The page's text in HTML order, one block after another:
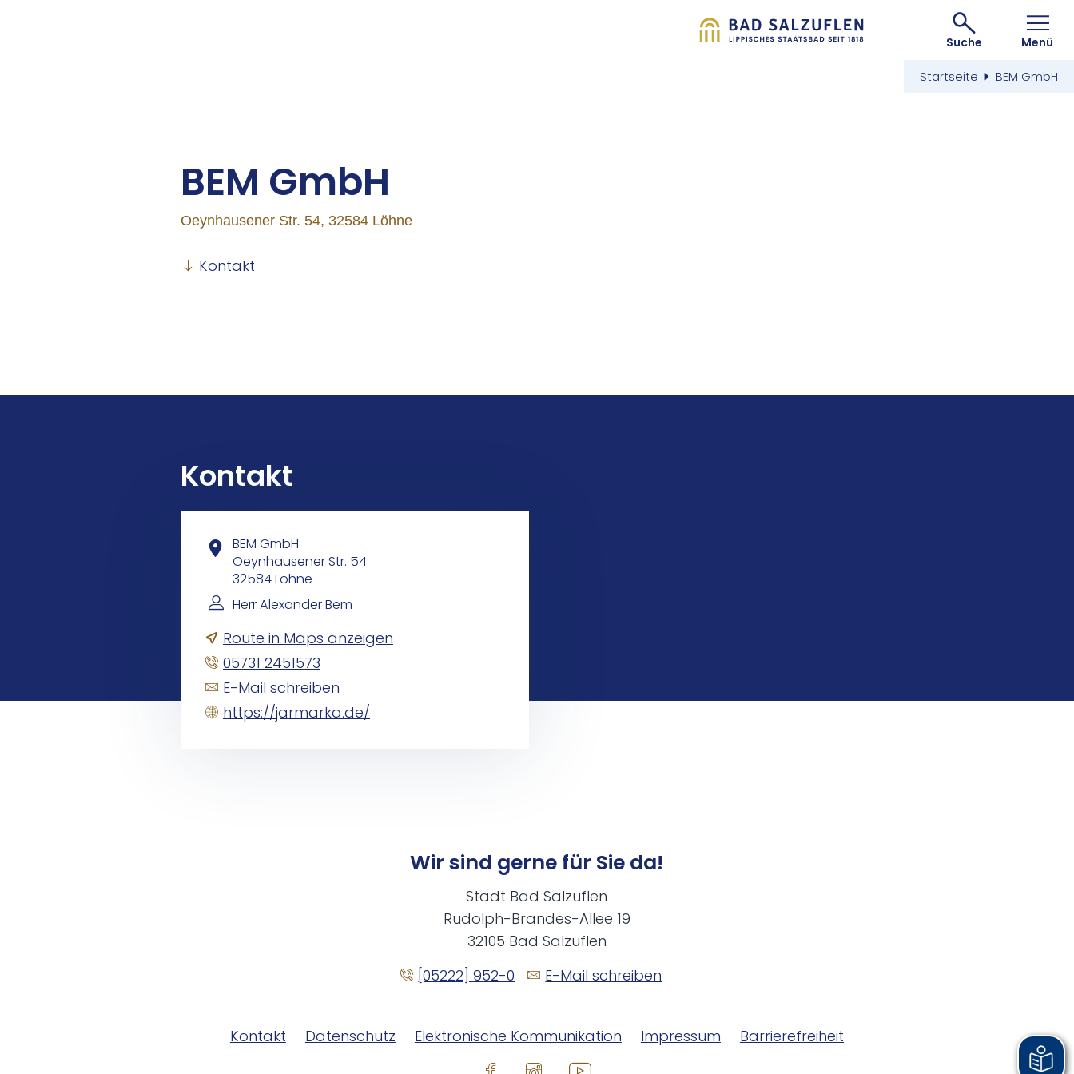
Suche Menü
Startseite BEM GmbH
BEM GmbH
Oeynhausener Str. 54, 32584 Löhne
Kontakt
Kontakt
BEM GmbH
Oeynhausener Str. 54
32584 Löhne
Herr Alexander Bem
Route in Maps anzeigen
05731 2451573
E-Mail schreiben
https://jarmarka.de/
Wir sind gerne für Sie da!
Stadt Bad Salzuflen
Rudolph-Brandes-Allee 19
32105 Bad Salzuflen
[05222] 952-0
E-Mail schreiben
Kontakt Datenschutz Elektronische Kommunikation Impressum Barrierefreiheit